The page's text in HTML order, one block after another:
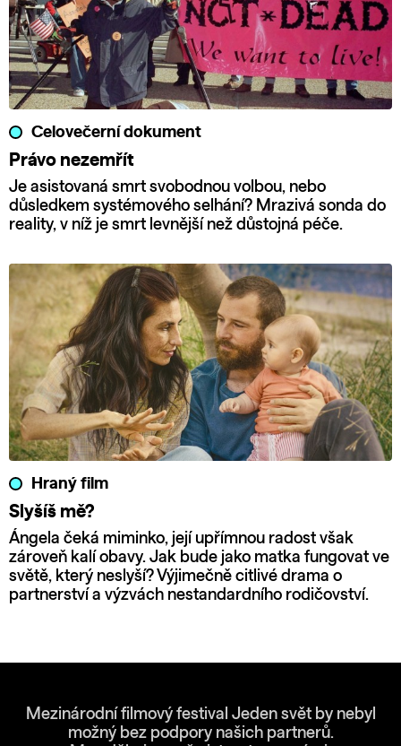
Celovečerní dokument
Právo nezemřít
Je asistovaná smrt svobodnou volbou, nebo
důsledkem systémového selhání? Mrazivá sonda do
reality, v níž je smrt levnější než důstojná péče.
Hraný film
Slyšíš mě?
Ángela čeká miminko, její upřímnou radost však
zároveň kalí obavy. Jak bude jako matka fungovat ve
světě, který neslyší? Výjimečně citlivé drama o
partnerství a výzvách nestandardního rodičovství.
Mezinárodní filmový festival Jeden svět by nebyl
možný bez podpory našich partnerů.